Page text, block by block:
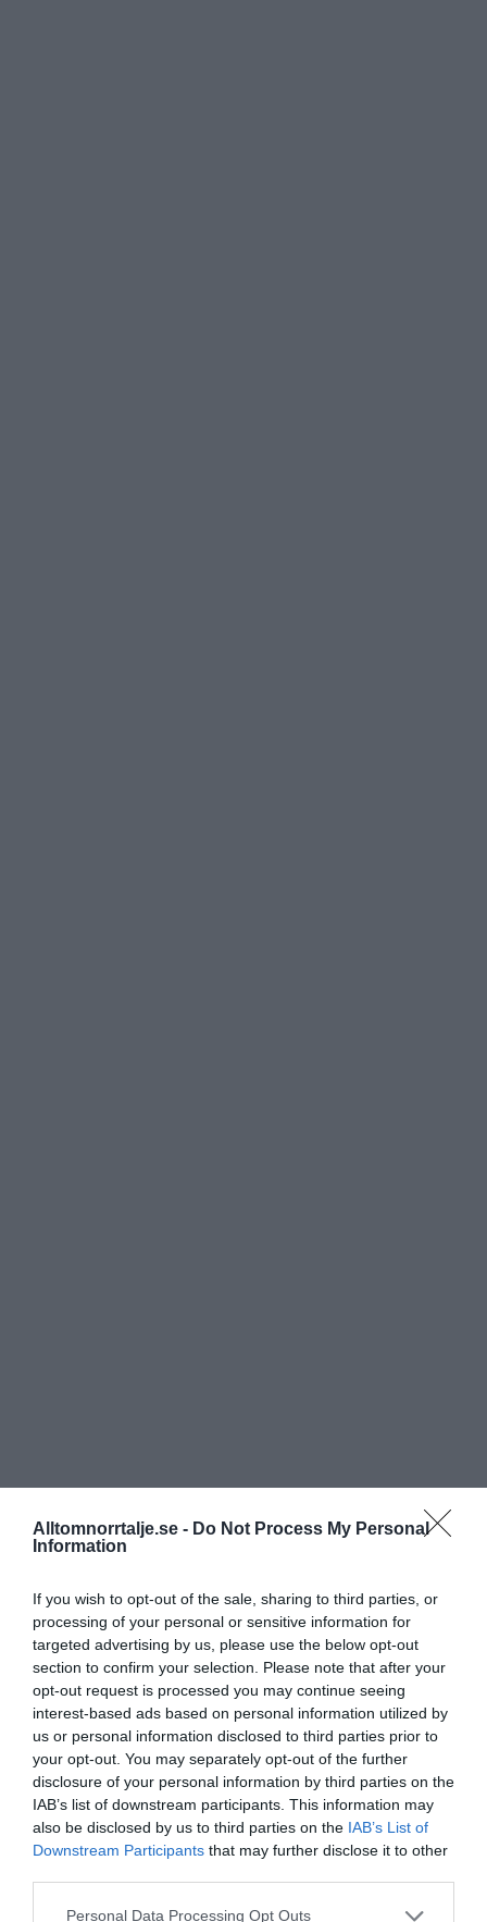
Alltomnorrtalje.se - Do Not Process My Personal
Information
If you wish to opt-out of the sale, sharing to third parties, or
processing of your personal or sensitive information for
targeted advertising by us, please use the below opt-out
section to confirm your selection. Please note that after your
opt-out request is processed you may continue seeing
interest-based ads based on personal information utilized by
us or personal information disclosed to third parties prior to
your opt-out. You may separately opt-out of the further
disclosure of your personal information by third parties on the
IAB’s list of downstream participants. This information may
also be disclosed by us to third parties on the IAB’s List of
Downstream Participants that may further disclose it to other
Personal Data Processing Opt Outs